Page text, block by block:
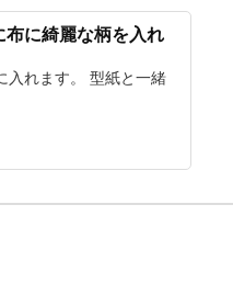
布に綺麗な柄を入れ
入れます。 型紙と一緒